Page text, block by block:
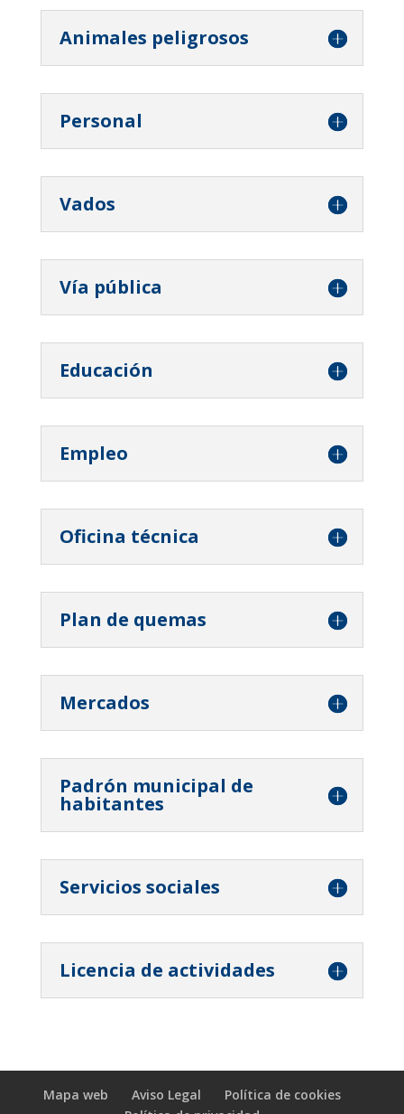
Animales peligrosos
Personal
Vados
Vía pública
Educación
Empleo
Oficina técnica
Plan de quemas
Mercados
Padrón municipal de
habitantes
Servicios sociales
Licencia de actividades
Mapa web Aviso Legal
Política de cookies